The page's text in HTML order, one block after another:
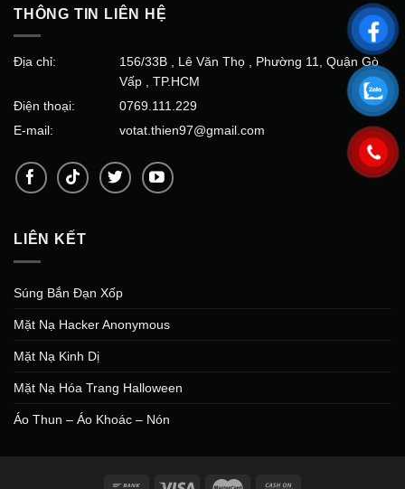
THÔNG TIN LIÊN HỆ
Địa chỉ:
156/33B , Lê Văn Thọ , Phường 11, Quận Gò
Vấp , TP.HCM
Điện thoại:
0769.111.229
E-mail:
votat.thien97@gmail.com
LIÊN KẾT
Súng Bắn Đạn Xốp
Mặt Nạ Hacker Anonymous
Mặt Nạ Kinh Dị
Mặt Nạ Hóa Trang Halloween
Áo Thun – Áo Khoác – Nón